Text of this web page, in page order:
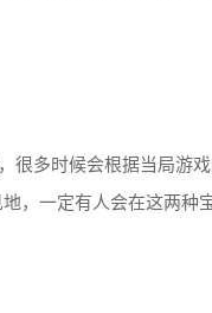
很多时候会根据当局游
，一定有人会在这两